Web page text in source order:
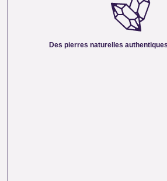
Des pierres naturelles
Nous sélectionnons rigoureusement
vous offrir des pierres 100 %
sa beauté, sa vibration et son